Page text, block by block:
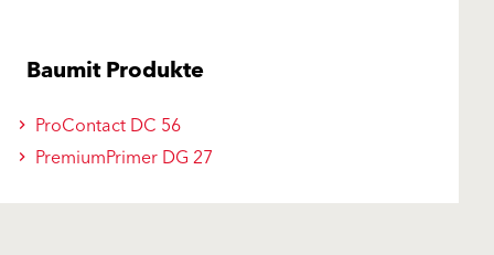
Baumit Produkte
ProContact DC 56
PremiumPrimer DG 27